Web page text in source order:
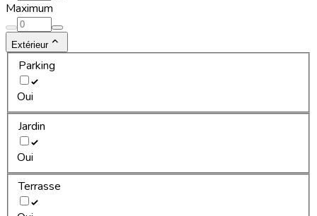
Maximum
Extérieur
Parking
Oui
Jardin
Oui
Terrasse